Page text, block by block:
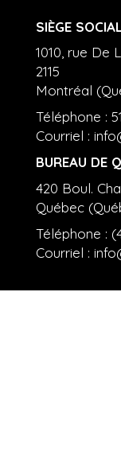
SIÈGE
1010, rue De
2115
Montréal
Téléphone :
Courriel :
BUREAU DE
420 Boul.
Québec
Téléphone :
Courriel :